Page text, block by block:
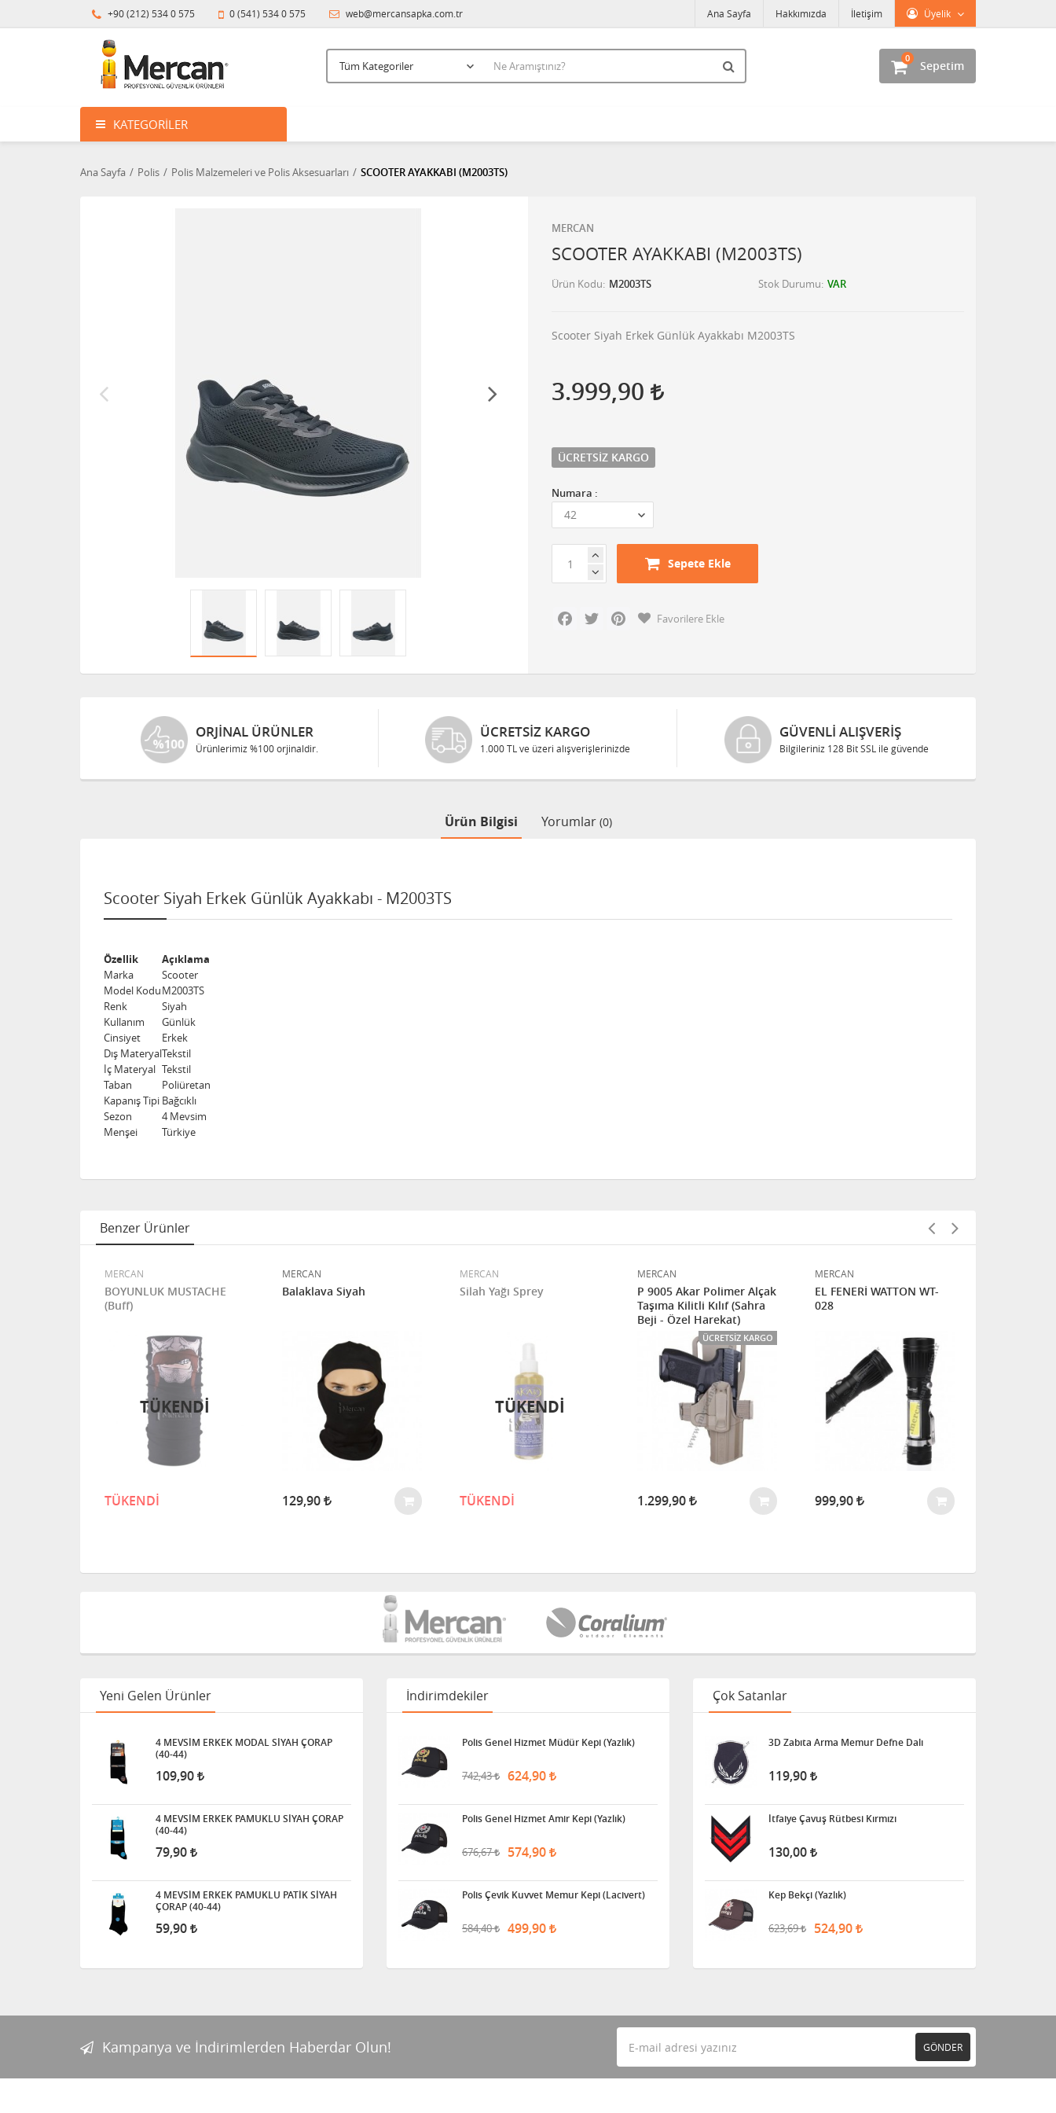
+90 (212) 534 0 575 0 (541) 534 0 575 web@mercansapka.com.tr Üyelik
Ana Sayfa Hakkımızda İletişim
Sepetim
0
KATEGORILER
Ana Sayfa Polis Polis Malzemeleri ve Polis Aksesuarları SCOOTER AYAKKABI (M2003TS)
MERCAN
SCOOTER AYAKKABI (M2003TS)
Ürün Kodu M2003TS Stok Durumu VAR
Scooter Siyah Erkek Günlük Ayakkabı M2003TS
3.999,90
ÜCRETSIZ KARGO
Numara :
Sepete Ekle
Facebook
Twitter PinterestFavorilere Ekle
ORJINAL ÜRÜNLER
Ürünlerimiz %100 orjinaldir.
ÜCRETSIZ KARGO
1.000 TL ve üzeri alışverişlerinizde
GÜVENLI ALIŞVERIŞ
Bilgileriniz 128 Bit SSL ile güvende
Ürün Bilgisi Yorumlar (0)
Scooter Siyah Erkek Günlük Ayakkabı - M2003TS
Özellik
Açıklama
Marka
Scooter
Model KoduM2003TS
Renk
Siyah
Kullanım
Günlük
Cinsiyet
Erkek
Dış MateryalTekstil
İç Materyal Tekstil
Taban
Poliüretan
Kapanış Tipi Bağcıklı
Sezon
4 Mevsim
Menşei
Türkiye
Benzer Ürünler
MERCAN
BOYUNLUK MUSTACHE
(Buff)
TÜKENDİ
TÜKENDI
MERCAN
Balaklava Siyah
129,90
MERCAN
Silah Yağı Sprey
TÜKENDİ
TÜKENDI
MERCAN
P 9005 Akar Polimer Alçak
Taşıma Kilitli Kılıf (Sahra
Beji - Özel Harekat)
ÜCRETSIZ KARGO
1.299,90
MERCAN
EL FENERİ WATTON WT-
028
999,90
Yeni Gelen Ürünler
4 MEVSİM ERKEK MODAL SİYAH ÇORAP
(40-44)
109,90
4 MEVSİM ERKEK PAMUKLU SİYAH ÇORAP
(40-44)
79,90
4 MEVSİM ERKEK PAMUKLU PATİK SİYAH
ÇORAP (40-44)
59,90
İndirimdekiler
Polis Genel Hizmet Müdür Kepi (Yazlık)
742,43 624,90
Polis Genel Hizmet Amir Kepi (Yazlık)
676,67 574,90
Polis Çevik Kuvvet Memur Kepi (Lacivert)
584,40 499,90
Çok Satanlar
3D Zabıta Arma Memur Defne Dalı
119,90
İtfaiye Çavuş Rütbesi Kırmızı
130,00
Kep Bekçi (Yazlık)
623,69 524,90
Kampanya ve İndirimlerden Haberdar Olun! GÖNDER